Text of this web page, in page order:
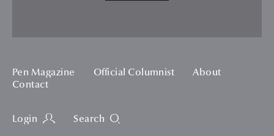
Pen Magazine Official Columnist
About
Contact
Login Search